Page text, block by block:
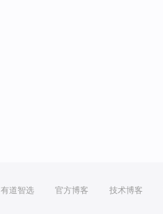
有道智选 官方博客 技术博客